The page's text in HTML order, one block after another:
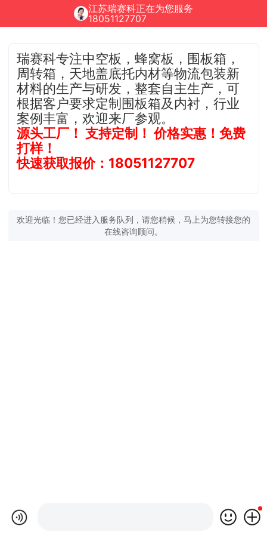
江苏瑞赛科正在为您服务
18051127707
瑞赛科专注中空板，蜂窝板，围板箱，
周转箱，天地盖底托内材等物流包装新
材料的生产与研发，整套自主生产，可
根据客户要求定制围板箱及内衬，行业
案例丰富，欢迎来厂参观。
源头工厂！ 支持定制！ 价格实惠！免费
打样！
快速获取报价：18051127707
欢迎光临！您已经进入服务队列，请您稍候，马上为您转接您的
在线咨询顾问。